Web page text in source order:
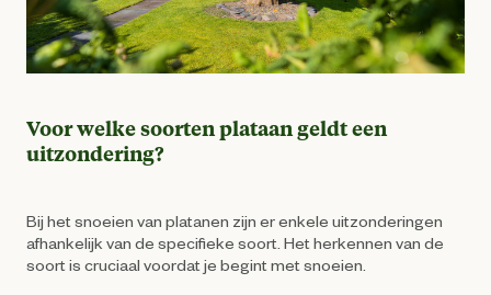
Voor welke soorten plataan geldt een
uitzondering?
Bij het snoeien van platanen zijn er enkele uitzonderingen
afhankelijk van de specifieke soort. Het herkennen van de
soort is cruciaal voordat je begint met snoeien.